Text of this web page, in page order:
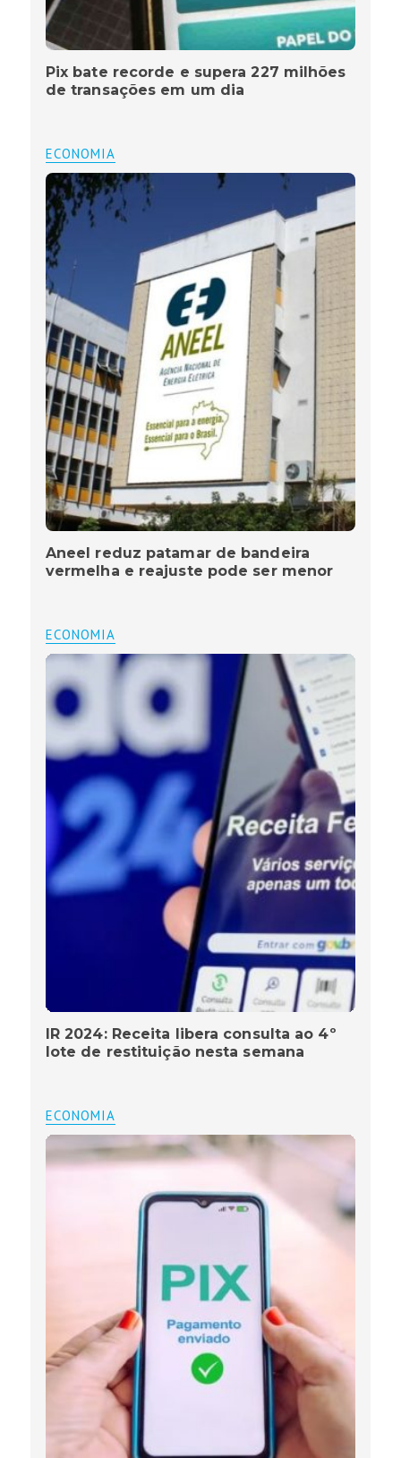
Pix bate recorde e supera 227 milhões
de transações em um dia
ECONOMIA
Aneel reduz patamar de bandeira
vermelha e reajuste pode ser menor
ECONOMIA
IR 2024: Receita libera consulta ao 4º
lote de restituição nesta semana
ECONOMIA